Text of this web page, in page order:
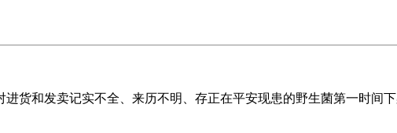
和发卖记实不全、来历不明、存正在平安现患的野生菌第一时间